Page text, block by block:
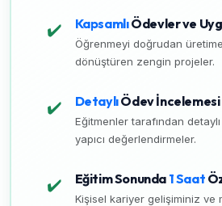
✔️ KapsamlıÖdevler ve
Öğrenmeyi doğrudan
dönüştüren zengin projeler.
✔️ DetaylıÖdev İncelemesi
Eğitmenler tarafından
yapıcı değerlendirmeler.
✔️ Eğitim Sonunda 1 Saat
Kişisel kariyer gelişiminiz ve